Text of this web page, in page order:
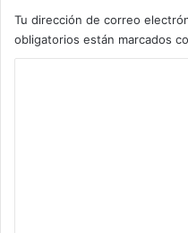
Tu dirección de correo
obligatorios están marcados